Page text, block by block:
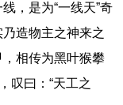
，是为“一线天”奇
造物主之神来之
相传为黑叶猴攀
叹曰：“天工之